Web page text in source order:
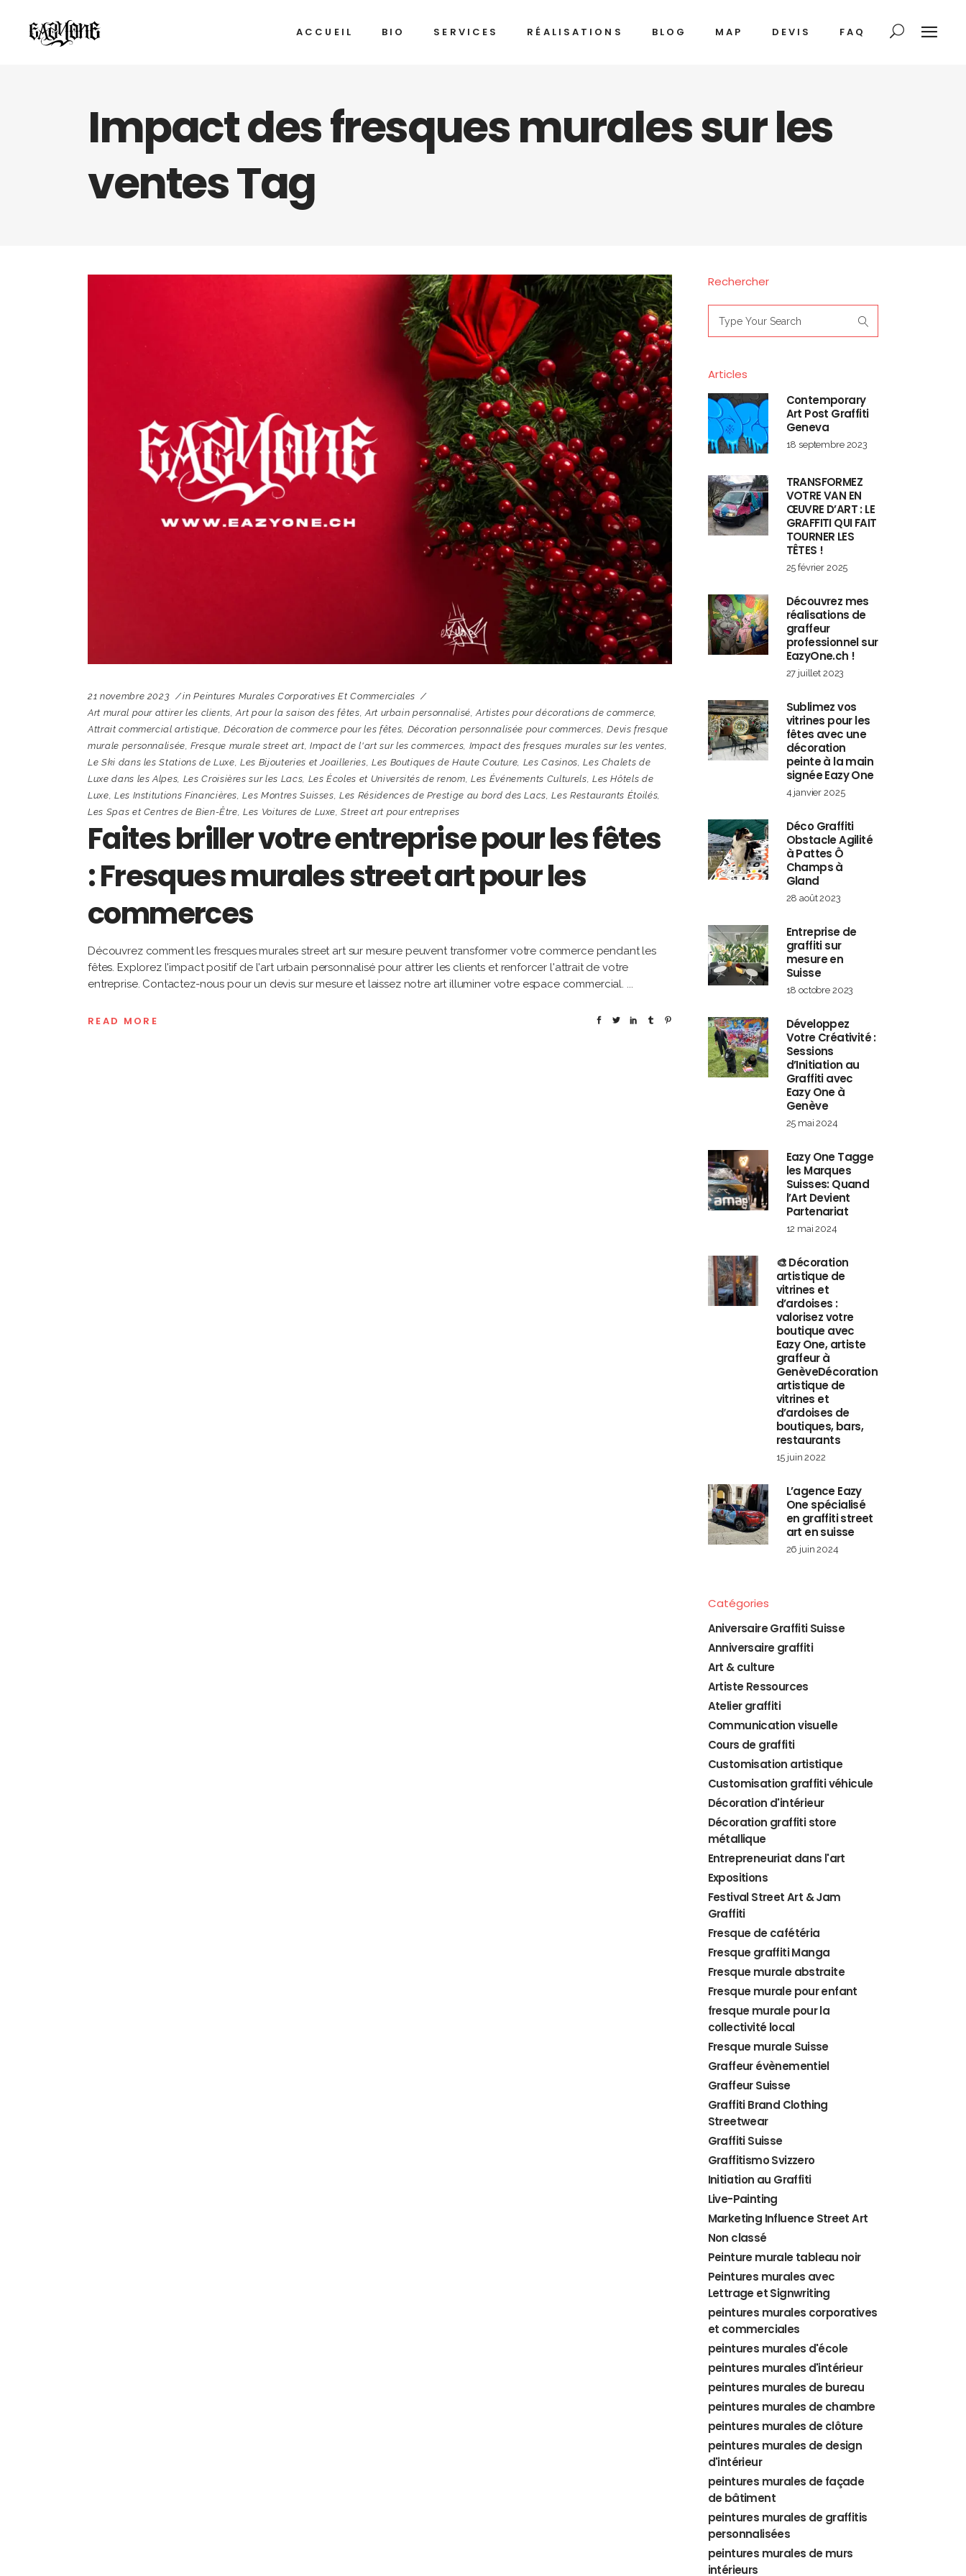
ACCUEIL BIO SERVICES RÉALISATIONS BLOG MAP DEVIS FAQ
Impact des fresques murales sur les
ventes Tag
21 novembre 2023 in Peintures Murales Corporatives Et Commerciales
Art mural pour attirer les clients ,Art pour la saison des fêtes Art urbain personnalisé ,Artistes pour décorations de commerce
Attrait commercial artistique ,Décoration de commerce pour les fêtes Décoration personnalisée pour commerces ,Devis fresque
murale personnalisée ,Fresque murale street art Impact de l'art sur les commerces Impact des fresques murales sur les ventes
Le Ski dans les Stations de Luxe ,Les Bijouteries et Joailleries Les Boutiques de Haute Couture Les Casinos ,Les Chalets de
Luxe dans les Alpes Les Croisières sur les Lacs Les Écoles et Universités de renom Les Événements Culturels Les Hôtels de
Luxe Les Institutions Financières ,Les Montres Suisses ,Les Résidences de Prestige au bord des Lacs ,Les Restaurants Étoilés
Les Spas et Centres de Bien-Être ,Les Voitures de Luxe ,Street art pour entreprises
Faites briller votre entreprise pour les fêtes
: Fresques murales street art pour les
commerces
Découvrez comment les fresques murales street art sur mesure peuvent transformer votre commerce pendant les
fêtes. Explorez l'impact positif de l'art urbain personnalisé pour attirer les clients et renforcer l'attrait de votre
entreprise. Contactez-nous pour un devis sur mesure et laissez notre art illuminer votre espace commercial.
READ MORE
Rechercher
for:
Articles
Contemporary
Art Post Graffiti
Geneva
18 septembre 2023
TRANSFORMEZ
VOTRE VAN EN
ŒUVRE D’ART : LE
GRAFFITI QUI FAIT
TOURNER LES
TÊTES !
25 février 2025
Découvrez mes
réalisations de
graffeur
professionnel sur
EazyOne.ch !
27 juillet 2023
Sublimez vos
vitrines pour les
fêtes avec une
décoration
peinte à la main
signée Eazy One
4 janvier 2025
Déco Graffiti
Obstacle Agilité
à Pattes Ô
Champs à
Gland
28 août 2023
Entreprise de
graffiti sur
mesure en
Suisse
18 octobre 2023
Développez
Votre Créativité :
Sessions
d’Initiation au
Graffiti avec
Eazy One à
Genève
25 mai 2024
Eazy One Tagge
les Marques
Suisses: Quand
l’Art Devient
Partenariat
12 mai 2024
🎨 Décoration
artistique de
vitrines et
d’ardoises :
valorisez votre
boutique avec
Eazy One, artiste
graffeur à
GenèveDécoration
artistique de
vitrines et
d’ardoises de
boutiques, bars,
restaurants
15 juin 2022
L’agence Eazy
One spécialisé
en graffiti street
art en suisse
26 juin 2024
Catégories
Aniversaire Graffiti Suisse
Anniversaire graffiti
Art & culture
Artiste Ressources
Atelier graffiti
Communication visuelle
Cours de graffiti
Customisation artistique
Customisation graffiti véhicule
Décoration d'intérieur
Décoration graffiti store
métallique
Entrepreneuriat dans l'art
Expositions
Festival Street Art & Jam
Graffiti
Fresque de cafétéria
Fresque graffiti Manga
Fresque murale abstraite
Fresque murale pour enfant
fresque murale pour la
collectivité local
Fresque murale Suisse
Graffeur évènementiel
Graffeur Suisse
Graffiti Brand Clothing
Streetwear
Graffiti Suisse
Graffitismo Svizzero
Initiation au Graffiti
Live-Painting
Marketing Influence Street Art
Non classé
Peinture murale tableau noir
Peintures murales avec
Lettrage et Signwriting
peintures murales corporatives
et commerciales
peintures murales d'école
peintures murales d'intérieur
peintures murales de bureau
peintures murales de chambre
peintures murales de clôture
peintures murales de design
d'intérieur
peintures murales de façade
de bâtiment
peintures murales de graffitis
personnalisées
peintures murales de murs
intérieurs